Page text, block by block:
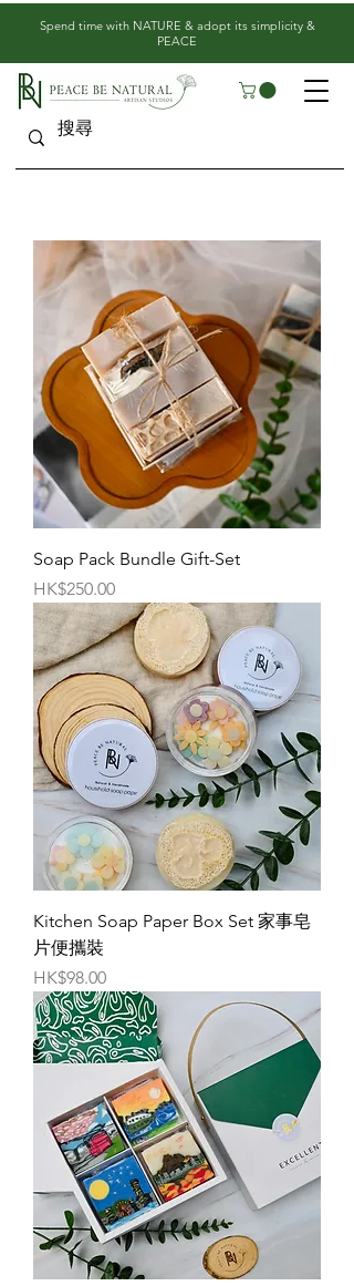
​Spend time with NATURE & adopt its simplicity &
PEACE
Soap Pack Bundle Gift-Set
價格
HK$250.00
Kitchen Soap Paper Box Set 家事皂
片便攜裝
價格
HK$98.00